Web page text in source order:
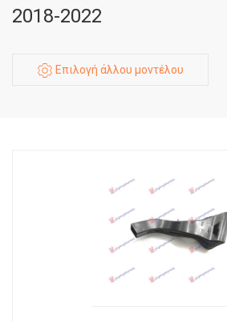
2018-2022
Επιλογή άλλου μοντέλου